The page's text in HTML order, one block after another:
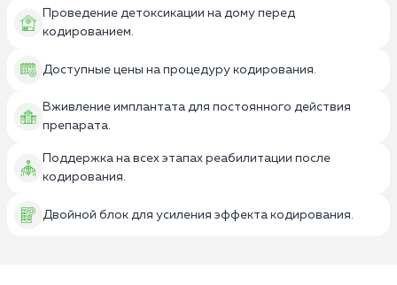
Проведение детоксикации на дому перед
кодированием.
Доступные цены на процедуру кодирования.
Вживление имплантата для постоянного действия
препарата.
Поддержка на всех этапах реабилитации после
кодирования.
Двойной блок для усиления эффекта кодирования.